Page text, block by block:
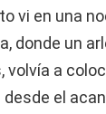
vi en una
donde un
volvía a
desde el